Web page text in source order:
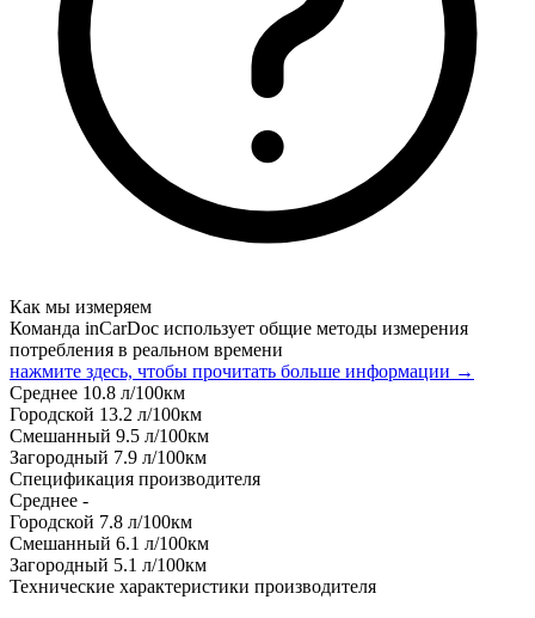
Как мы измеряем
Команда inCarDoc использует общие методы измерения
потребления в реальном времени
нажмите здесь, чтобы прочитать больше информации →
Среднее 10.8 л/100км
Городской 13.2 л/100км
Смешанный 9.5 л/100км
Загородный 7.9 л/100км
Спецификация производителя
Среднее -
Городской 7.8 л/100км
Смешанный 6.1 л/100км
Загородный 5.1 л/100км
Технические характеристики производителя